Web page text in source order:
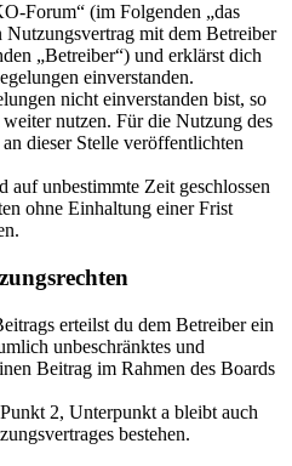
Forum“ (im Folgenden „das
Nutzungsvertrag mit dem Betreiber
„Betreiber“) und erklärst dich
einverstanden.
nicht einverstanden bist, so
nutzen. Für die Nutzung des
dieser Stelle veröffentlichten
unbestimmte Zeit geschlossen
ohne Einhaltung einer Frist
erteilst du dem Betreiber ein
unbeschränktes und
Beitrag im Rahmen des Boards
2, Unterpunkt a bleibt auch
bestehen.